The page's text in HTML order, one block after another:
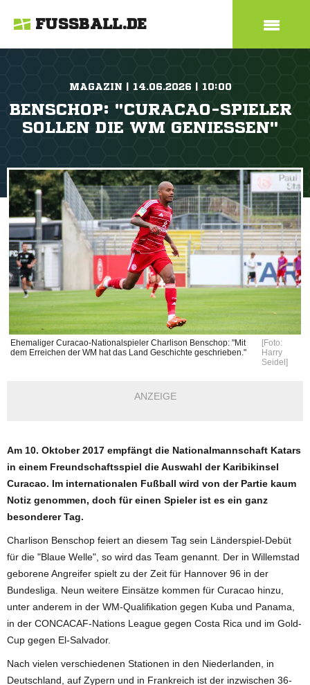
FUSSBALL.DE
MAGAZIN | 14.06.2026 | 10:00
BENSCHOP: "CURACAO-SPIELER
SOLLEN DIE WM GENIESSEN"
Ehemaliger Curacao-Nationalspieler Charlison Benschop: "Mit
dem Erreichen der WM hat das Land Geschichte geschrieben."
[Foto:
Harry
Seidel]
ANZEIGE
Am 10. Oktober 2017 empfängt die Nationalmannschaft Katars
in einem Freundschaftsspiel die Auswahl der Karibikinsel
Curacao. Im internationalen Fußball wird von der Partie kaum
Notiz genommen, doch für einen Spieler ist es ein ganz
besonderer Tag.
Charlison Benschop feiert an diesem Tag sein Länderspiel-Debüt
für die "Blaue Welle", so wird das Team genannt. Der in Willemstad
geborene Angreifer spielt zu der Zeit für Hannover 96 in der
Bundesliga. Neun weitere Einsätze kommen für Curacao hinzu,
unter anderem in der WM-Qualifikation gegen Kuba und Panama,
in der CONCACAF-Nations League gegen Costa Rica und im Gold-
Cup gegen El-Salvador.
Nach vielen verschiedenen Stationen in den Niederlanden, in
Deutschland, auf Zypern und in Frankreich ist der inzwischen 36-